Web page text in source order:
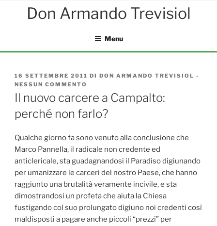
Menu
PUBBLICATO
IL
16 SETTEMBRE 2011 DI DON ARMANDO TREVISIOL -
NESSUN COMMENTO
NUOVO
CARCERE
A
PERCHÉ
NON
FARLO?
Il nuovo carcere a Campalto:
perché non farlo?
Qualche giorno fa sono venuto alla conclusione che
Marco Pannella, il radicale non credente ed
anticlericale, sta guadagnandosi il Paradiso digiunando
per umanizzare le carceri del nostro Paese, che hanno
raggiunto una brutalità veramente incivile, e sta
dimostrandosi un profeta che aiuta la Chiesa
fustigando col suo prolungato digiuno noi credenti così
maldisposti a pagare anche piccoli “prezzi” per